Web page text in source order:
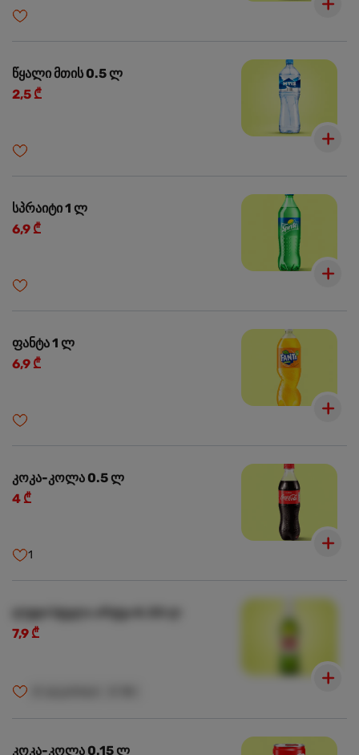
წყალი მთის 0.5 ლ
2,5 ₾
სპრაიტი 1 ლ
6,9 ₾
ფანტა 1 ლ
6,9 ₾
კოკა-კოლა 0.5 ლ
4 ₾
1
ლუდი სტელა არტუა 0.33 ლ
7,9 ₾
კოკა-კოლა 0.15 ლ